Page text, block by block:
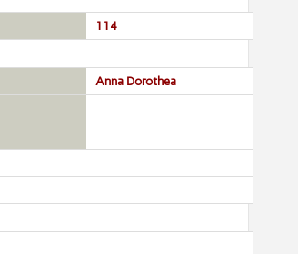
114
Anna Dorothea